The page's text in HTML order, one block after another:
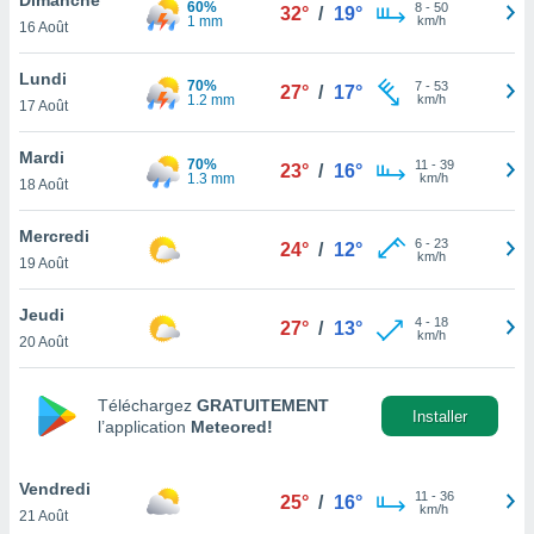
et
»,
au
vous
qu'ils
ou
le
ainsi
un
la
du
16 Août
60%
1 mm
32° / 19° 8- 50
km/h
Lundi
17 Août
70%
1.2 mm
27° / 17° 7- 53
km/h
Mardi
18 Août
70%
1.3 mm
23° / 16° 11 - 39
km/h
Mercredi
19 Août
24° / 12° 6- 23
km/h
Jeudi
20 Août
27° / 13° 4- 18
km/h
Téléchargez GRATUITEMENT
l’application Meteored!
Installer
Vendredi
21 Août
25° / 16° 11 - 36
km/h